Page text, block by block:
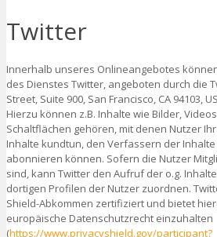
Twitter
Innerhalb unseres Onlineangebotes
des Dienstes Twitter, angeboten durch die
Street, Suite 900, San Francisco, CA 94103,
Hierzu können z.B. Inhalte wie Bilder,
Schaltflächen gehören, mit denen Nutzer
Inhalte kundtun, den Verfassern der
abonnieren können. Sofern die Nutzer
sind, kann Twitter den Aufruf der o.g.
dortigen Profilen der Nutzer zuordnen.
Shield-Abkommen zertifiziert und bietet
europäische Datenschutzrecht einzuhalten
(https://www.privacyshield.gov/participant?